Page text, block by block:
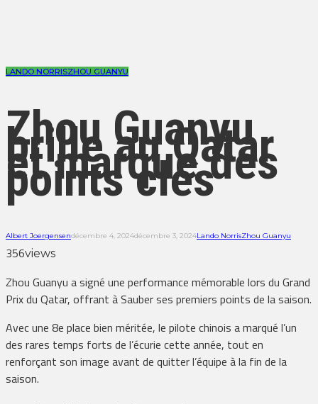
LANDO NORRISZHOU GUANYU
Zhou Guanyu
brille au Qatar
et marque des
points clés
Albert Joergensendécembre 4, 2024décembre 3, 2024Lando NorrisZhou Guanyu
356views
Zhou Guanyu a signé une performance mémorable lors du Grand
Prix du Qatar, offrant à Sauber ses premiers points de la saison.
Avec une 8e place bien méritée, le pilote chinois a marqué l’un
des rares temps forts de l’écurie cette année, tout en
renforçant son image avant de quitter l’équipe à la fin de la
saison.